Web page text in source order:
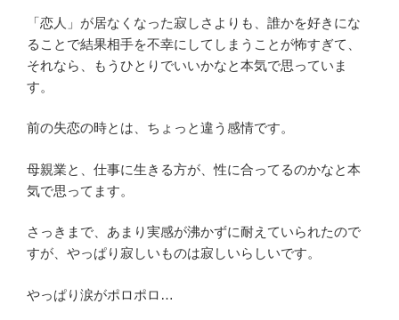
「恋人」が居なくなった寂しさよりも、誰かを好きにな
ることで結果相手を不幸にしてしまうことが怖すぎて、
それなら、もうひとりでいいかなと本気で思っていま
す。
前の失恋の時とは、ちょっと違う感情です。
母親業と、仕事に生きる方が、性に合ってるのかなと本
気で思ってます。
さっきまで、あまり実感が沸かずに耐えていられたので
すが、やっぱり寂しいものは寂しいらしいです。
やっぱり涙がポロポロ…